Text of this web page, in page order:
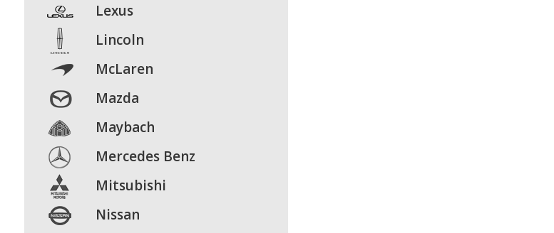
Lexus
Lincoln
McLaren
Mazda
Maybach
Mercedes Benz
Mitsubishi
Nissan